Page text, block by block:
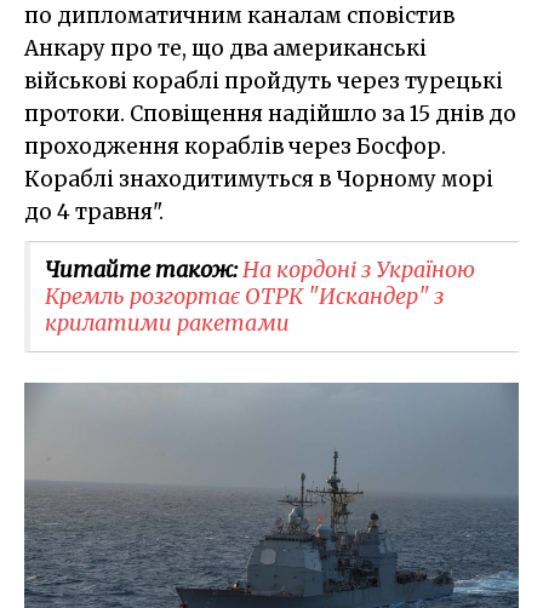
по дипломатичним каналам сповістив
Анкару про те, що два американські
військові кораблі пройдуть через турецькі
протоки. Сповіщення надійшло за 15 днів до
проходження кораблів через Босфор.
Кораблі знаходитимуться в Чорному морі
до 4 травня".
Читайте також:​На кордоні з Україною
Кремль розгортає ОТРК "Искандер" з
крилатими ракетами